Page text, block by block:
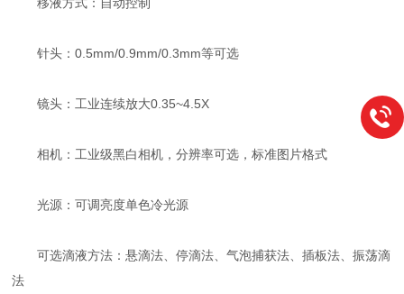
针头：0.5mm/0.9mm/0.3mm等可选
镜头：工业连续放大0.35~4.5X
相机：工业级黑白相机，分辨率可选，标准图片格式
光源：可调亮度单色冷光源
可选滴液方法：悬滴法、停滴法、气泡捕获法、插板法、振荡滴
法